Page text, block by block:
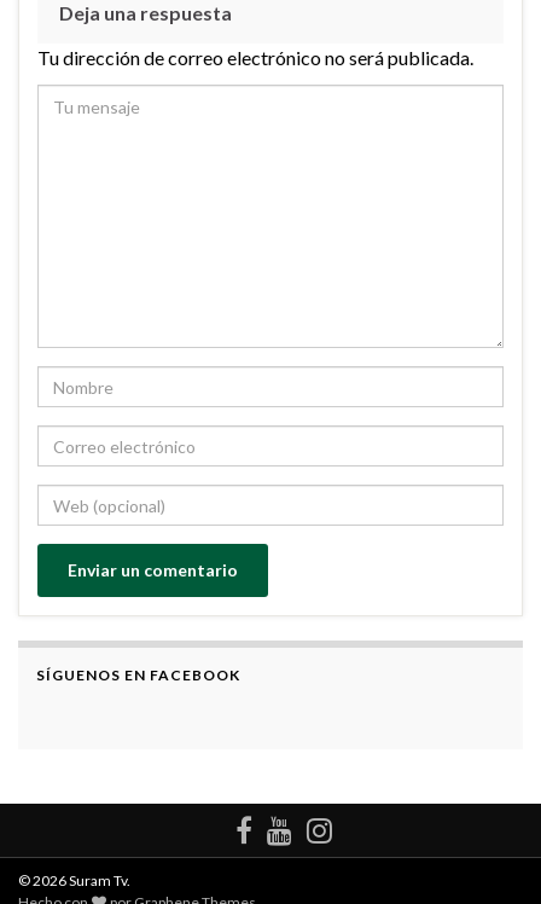
Deja una respuesta
Tu dirección de correo electrónico no será publicada.
SÍGUENOS EN FACEBOOK
© 2026 Suram Tv.